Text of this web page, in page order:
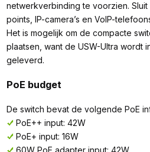
netwerkverbinding te voorzien.
points, IP-camera’s en VoIP-
Het is mogelijk om de compacte
plaatsen, want de USW-Ultra wordt
geleverd.
PoE budget
De switch bevat de volgende PoE
PoE++ input: 42W
PoE+ input: 16W